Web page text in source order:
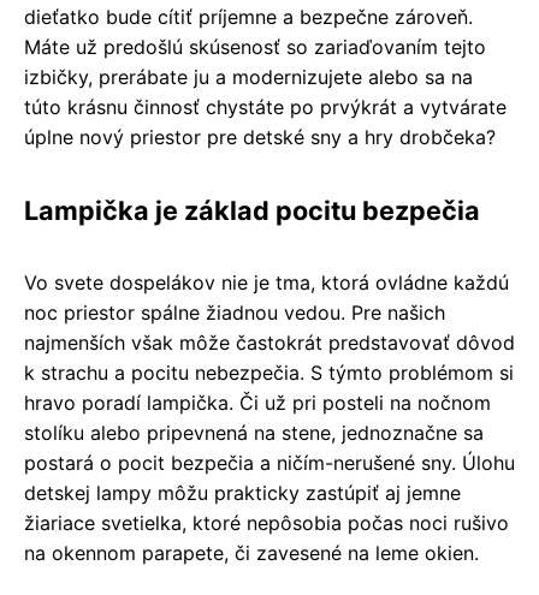
dieťatko bude cítiť príjemne a bezpečne zároveň.
Máte už predošlú skúsenosť so zariaďovaním tejto
izbičky, prerábate ju a modernizujete alebo sa na
túto krásnu činnosť chystáte po prvýkrát a vytvárate
úplne nový priestor pre detské sny a hry drobčeka?
Lampička je základ pocitu bezpečia
Vo svete dospelákov nie je tma, ktorá ovládne každú
noc priestor spálne žiadnou vedou. Pre našich
najmenších však môže častokrát predstavovať dôvod
k strachu a pocitu nebezpečia. S týmto problémom si
hravo poradí lampička. Či už pri posteli na nočnom
stolíku alebo pripevnená na stene, jednoznačne sa
postará o pocit bezpečia a ničím-nerušené sny. Úlohu
detskej lampy môžu prakticky zastúpiť aj jemne
žiariace svetielka, ktoré nepôsobia počas noci rušivo
na okennom parapete, či zavesené na leme okien.